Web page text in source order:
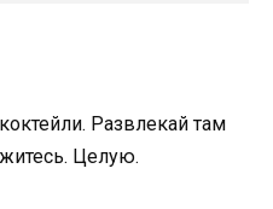
Развлекай там
Целую.